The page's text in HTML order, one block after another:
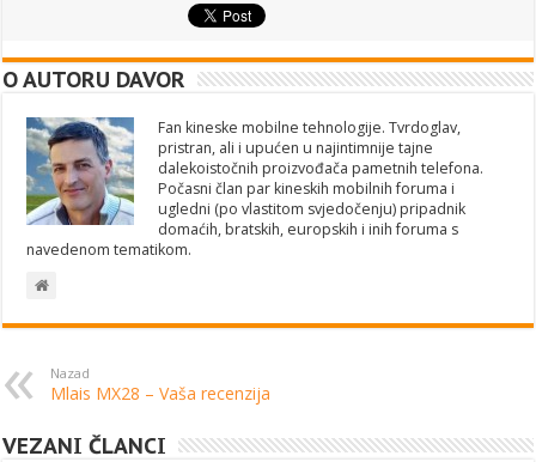
O AUTORU DAVOR
Fan kineske mobilne tehnologije. Tvrdoglav,
pristran, ali i upućen u najintimnije tajne
dalekoistočnih proizvođača pametnih telefona.
Počasni član par kineskih mobilnih foruma i
ugledni (po vlastitom svjedočenju) pripadnik
domaćih, bratskih, europskih i inih foruma s
navedenom tematikom.
Nazad
Mlais MX28 – Vaša recenzija
VEZANI ČLANCI